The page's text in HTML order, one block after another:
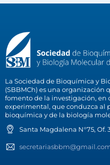
La Sociedad de Bioquímica y
(SBBMCh) es una organización
fomento de la investigación, en
experimental, que conduzca al
bioquímica y de la biología
Santa Magdalena N°75, Of.